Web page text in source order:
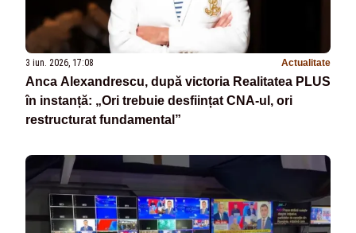
3 iun. 2026, 17:08 Actualitate
Anca Alexandrescu, după victoria Realitatea PLUS
în instanță: „Ori trebuie desființat CNA-ul, ori
restructurat fundamental”